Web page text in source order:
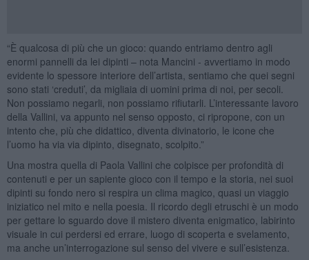
“È qualcosa di più che un gioco: quando entriamo dentro agli
enormi pannelli da lei dipinti – nota Mancini - avvertiamo in modo
evidente lo spessore interiore dell’artista, sentiamo che quei segni
sono stati ‘creduti’, da migliaia di uomini prima di noi, per secoli.
Non possiamo negarli, non possiamo rifiutarli. L’interessante lavoro
della Vallini, va appunto nel senso opposto, ci ripropone, con un
intento che, più che didattico, diventa divinatorio, le icone che
l’uomo ha via via dipinto, disegnato, scolpito.”
Una mostra quella di Paola Vallini che colpisce per profondità di
contenuti e per un sapiente gioco con il tempo e la storia, nei suoi
dipinti su fondo nero si respira un clima magico, quasi un viaggio
iniziatico nel mito e nella poesia. Il ricordo degli etruschi è un modo
per gettare lo sguardo dove il mistero diventa enigmatico, labirinto
visuale in cui perdersi ed errare, luogo di scoperta e svelamento,
ma anche un’interrogazione sul senso del vivere e sull’esistenza.